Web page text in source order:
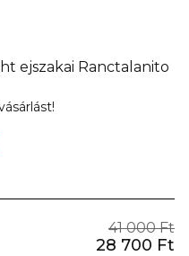
ejszakai Ranctalanito
41 000 Ft
28 700 Ft